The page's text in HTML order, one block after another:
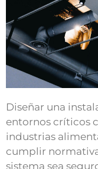
Diseñar una
entornos críticos
industrias
cumplir
sistema sea